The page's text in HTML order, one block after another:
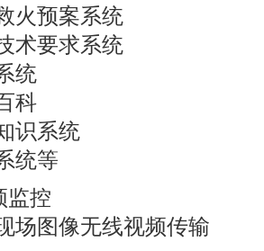
火预案系统
术要求系统
统
科
识系统
统等
监控
场图像无线视频传输